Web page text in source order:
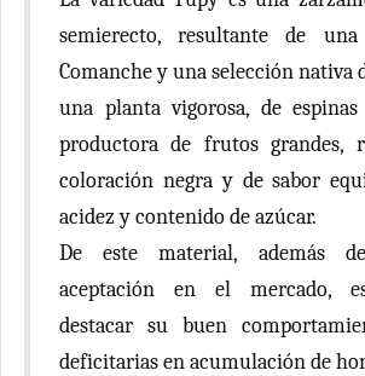
semierecto, resultante de
Comanche y una selección nativa
una planta vigorosa, de
productora de frutos grandes,
coloración negra y de sabor
acidez y contenido de azúcar.
De este material, además
aceptación en el mercado,
destacar su buen
deficitarias en acumulación de